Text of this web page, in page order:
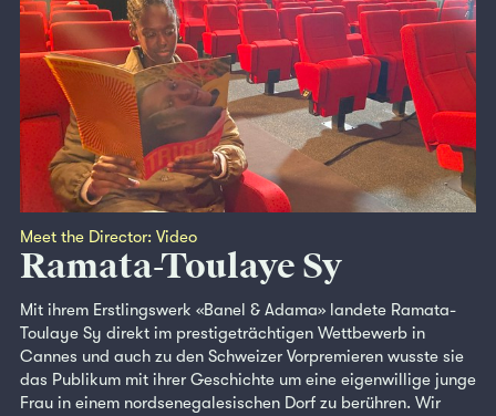
Meet the Director: Video
Ramata-Toulaye Sy
Mit ihrem Erstlingswerk «Banel & Adama» landete Ramata-
Toulaye Sy direkt im prestigeträchtigen Wettbewerb in
Cannes und auch zu den Schweizer Vorpremieren wusste sie
das Publikum mit ihrer Geschichte um eine eigenwillige junge
Frau in einem nordsenegalesischen Dorf zu berühren. Wir